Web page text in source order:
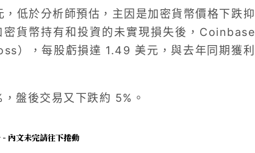
低於分析師預估，主因是加密貨幣價格下跌抑
貨幣持有和投資的未實現損失後，Coinbase
），每股虧損達 1.49 美元，與去年同期獲利
盤後交易又下跌約 5%。
- 內文未完請往下捲動